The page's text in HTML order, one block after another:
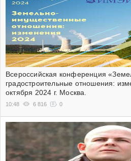
Всероссийская конференция
градостроительные отношения:
октября 2024 г. Москва.
10:48 6 816 0